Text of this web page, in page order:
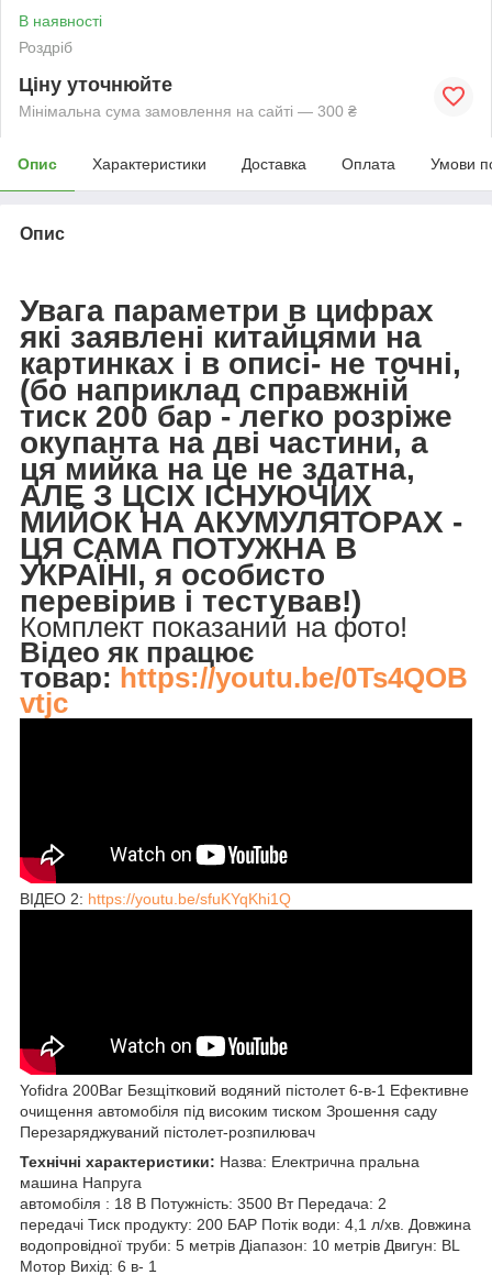
В наявності
Роздріб
Ціну уточнюйте
Мінімальна сума замовлення на сайті — 300 ₴
Опис Характеристики Доставка Оплата Умови
Опис
Увага параметри в цифрах
які заявлені китайцями на
картинках і в описі- не точні,
(бо наприклад справжній
тиск 200 бар - легко розріже
окупанта на дві частини, а
ця мийка на це не здатна,
АЛЕ З ЦСІХ ІСНУЮЧИХ
МИЙОК НА АКУМУЛЯТОРАХ -
ЦЯ САМА ПОТУЖНА В
УКРАЇНІ, я особисто
перевірив і тестував!)
Комплект показаний на фото!
Відео як працює
товар: https://youtu.be/0Ts4QOB
vtjc
ВІДЕО 2: https://youtu.be/sfuKYqKhi1Q
Yofidra 200Bar Безщітковий водяний пістолет 6-в-1 Ефективне
очищення автомобіля під високим тиском Зрошення саду
Перезаряджуваний пістолет-розпилювач
Технічні характеристики: Назва: Електрична пральна
машина Напруга
автомобіля : 18 В Потужність: 3500 Вт Передача: 2
передачі Тиск продукту: 200 БАР Потік води: 4,1 л/хв. Довжина
водопровідної труби: 5 метрів Діапазон: 10 метрів Двигун: BL
Мотор Вихід: 6 в- 1